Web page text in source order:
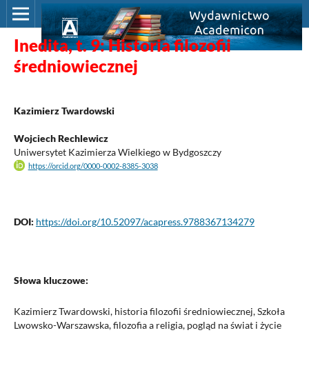
Inedita, t. 9: Historia filozofii
średniowiecznej
Kazimierz Twardowski
Wojciech Rechlewicz
Uniwersytet Kazimierza Wielkiego w Bydgoszczy
https://orcid.org/0000-0002-8385-3038
DOI: https://doi.org/10.52097/acapress.9788367134279
Słowa kluczowe:
Kazimierz Twardowski, historia filozofii średniowiecznej, Szkoła
Lwowsko-Warszawska, filozofia a religia, pogląd na świat i życie